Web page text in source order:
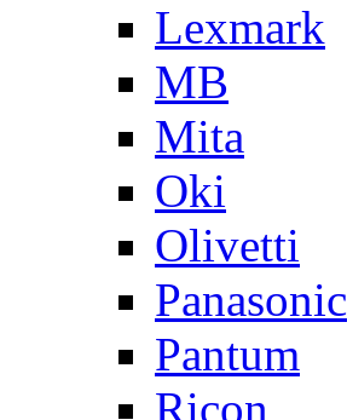
Lexmark
MB
Mita
Oki
Olivetti
Panasonic
Pantum
Ricon